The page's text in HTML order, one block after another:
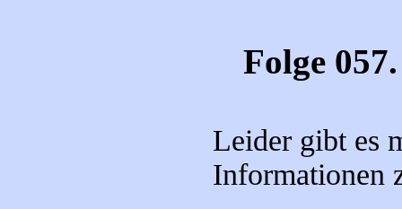
Folge
Leider gibt es
Informationen